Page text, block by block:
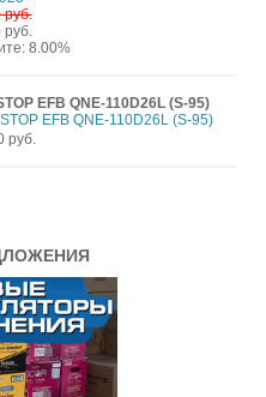
руб.
руб.
8.00%
EFB QNE-110D26L (S-95)
руб.